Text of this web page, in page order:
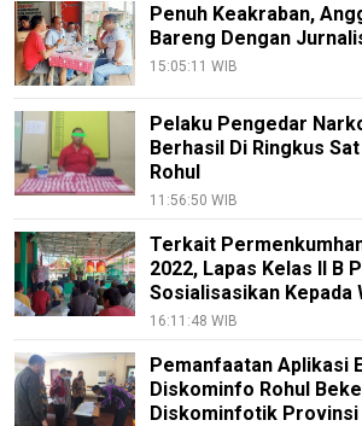
Penuh Keakraban,
Bareng Dengan
15:05:11 WIB
Pelaku Pengedar
Berhasil Di Ringkus
Rohul
11:56:50 WIB
Terkait
2022, Lapas Kelas II B
Sosialisasikan Kepada
16:11:48 WIB
Pemanfaatan Aplikasi
Diskominfo Rohul
Diskominfotik Provinsi